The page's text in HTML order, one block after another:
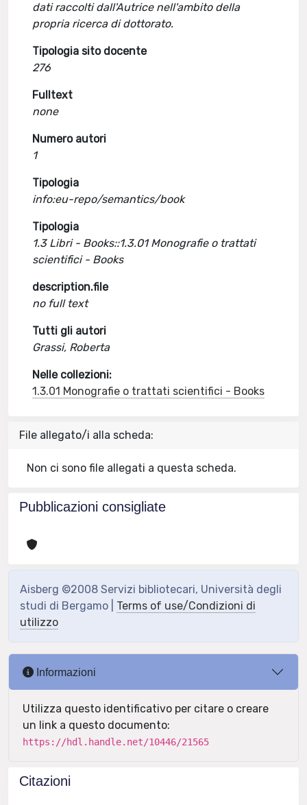
dati raccolti dall'Autrice nell'ambito della
propria ricerca di dottorato.
Tipologia sito docente
276
Fulltext
none
Numero autori
1
Tipologia
info:eu-repo/semantics/book
Tipologia
1.3 Libri - Books::1.3.01 Monografie o trattati
scientifici - Books
description.file
no full text
Tutti gli autori
Grassi, Roberta
Nelle collezioni:
1.3.01 Monografie o trattati scientifici - Books
File allegato/i alla scheda:
Non ci sono file allegati a questa scheda.
Pubblicazioni consigliate
Aisberg ©2008 Servizi bibliotecari, Università degli
studi di Bergamo | Terms of use/Condizioni di
utilizzo
Informazioni
Utilizza questo identificativo per citare o creare
un link a questo documento:
https://hdl.handle.net/10446/21565
Citazioni